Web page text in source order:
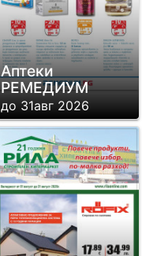
Аптеки
РЕМЕДИУМ
до 31авг 2026